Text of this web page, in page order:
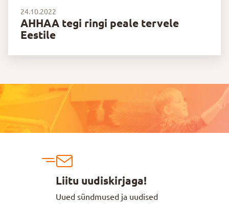
24.10.2022
AHHAA tegi ringi peale tervele
Eestile
Liitu uudiskirjaga!
Uued sündmused ja uudised